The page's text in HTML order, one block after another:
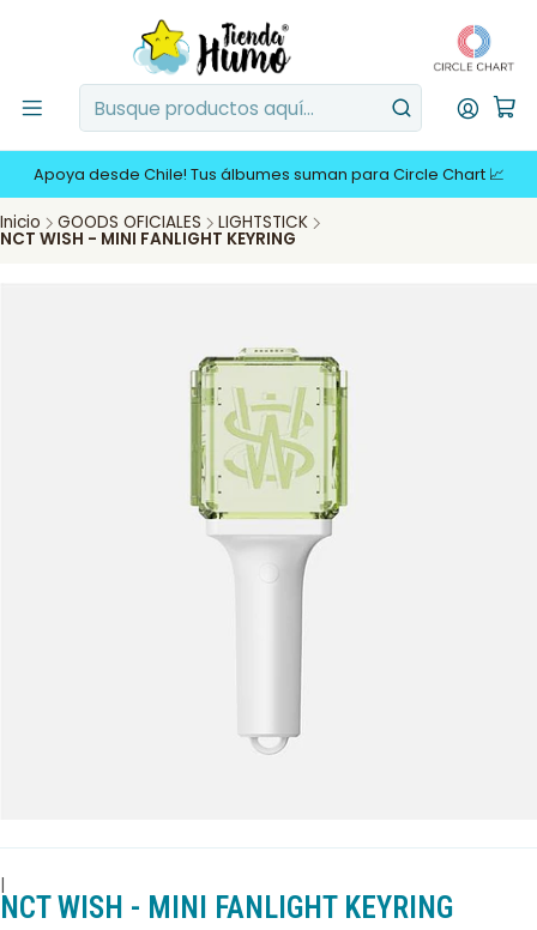
Apoya desde Chile! Tus álbumes suman para Circle Chart 📈
Inicio GOODS OFICIALES LIGHTSTICK
NCT WISH - MINI FANLIGHT KEYRING
|
NCT WISH - MINI FANLIGHT KEYRING